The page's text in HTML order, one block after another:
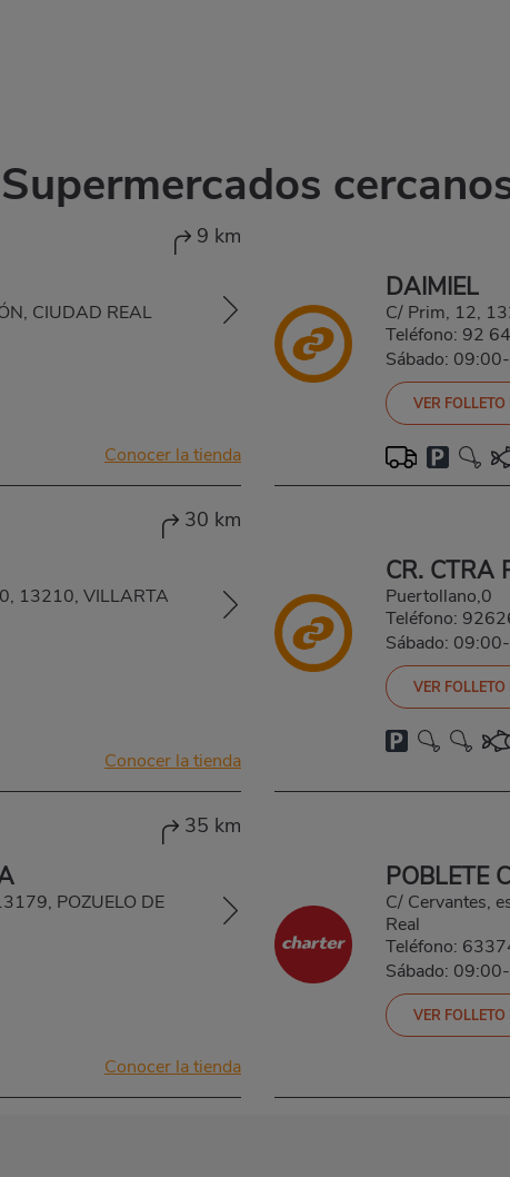
Supermercados
9 km
CIUDAD REAL
Conocer la tienda
DAIMIEL
C/ Prim, 12,
Teléfono: 92
Sábado:
VER
30 km
13210, VILLARTA
Conocer la tienda
CR. CTRA
Puertollano,0
Teléfono:
Sábado:
VER
35 km
POZUELO DE
Conocer la tienda
POBLETE
C/ Cervantes,
Real
Teléfono:
Sábado:
VER